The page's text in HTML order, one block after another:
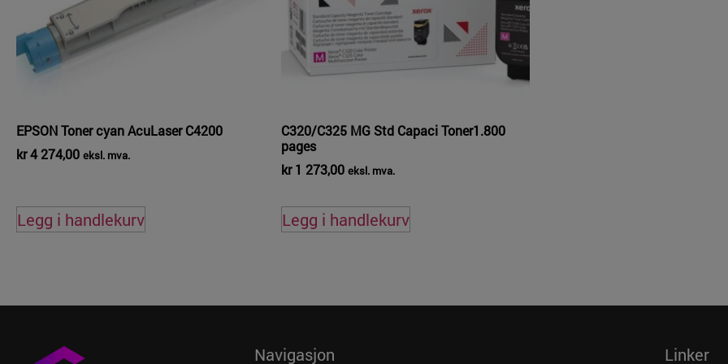
EPSON Toner cyan AcuLaser C4200
kr4 274,00 eksl. mva.
Legg i handlekurv
C320/C325 MG Std Capaci Toner1.800
pages
kr1 273,00 eksl. mva.
Legg i handlekurv
Navigasjon Linker